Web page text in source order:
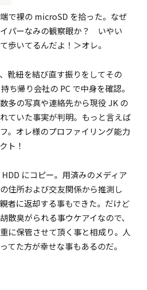
で裸の microSD を拾った。なぜ
パーなみの観察眼か？ いやい
歩いてるんだよ！＞オレ。
靴紐を結び直す振りをしてその
ち帰り会社の PC で中身を確認。
多の写真や連絡先から現役 JK の
ていた事実が判明。もっと言えば
。オレ様のプロファイリング能力
ト！
にコピー。用済みのメディア
住所および交友関係から推測し
者に返却する事もできた。だけど
散臭がられる事ウケアイなので、
に保管させて頂く事と相成り。人
てた方が幸せな事もあるのだ。